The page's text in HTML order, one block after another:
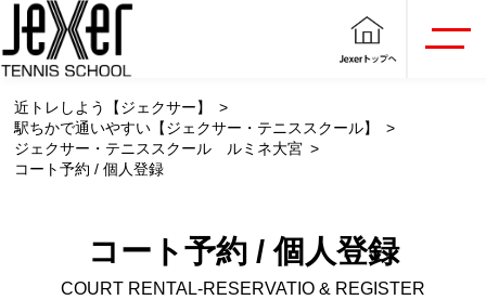
近トレしよう【ジェクサー】
駅ちかで通いやすい【ジェクサー・テニススクール】
ジェクサー・テニススクール ルミネ大宮
コート予約 / 個人登録
コート予約 / 個人登録
COURT RENTAL-RESERVATIO & REGISTER